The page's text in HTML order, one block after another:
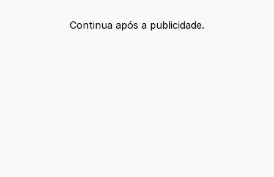
Continua após a publicidade.